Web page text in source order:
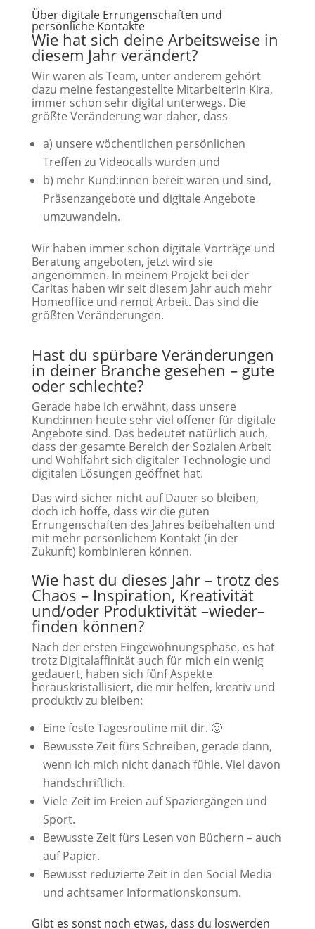
Über digitale Errungenschaften und
persönliche Kontakte
Wie hat sich deine Arbeitsweise in
diesem Jahr verändert?
Wir waren als Team, unter anderem gehört
dazu meine festangestellte Mitarbeiterin Kira,
immer schon sehr digital unterwegs. Die
größte Veränderung war daher, dass
a) unsere wöchentlichen persönlichen
Treffen zu Videocalls wurden und
b) mehr Kund:innen bereit waren und sind,
Präsenzangebote und digitale Angebote
umzuwandeln.
Wir haben immer schon digitale Vorträge und
Beratung angeboten, jetzt wird sie
angenommen. In meinem Projekt bei der
Caritas haben wir seit diesem Jahr auch mehr
Homeoffice und remot Arbeit. Das sind die
größten Veränderungen.
Hast du spürbare Veränderungen
in deiner Branche gesehen – gute
oder schlechte?
Gerade habe ich erwähnt, dass unsere
Kund:innen heute sehr viel offener für digitale
Angebote sind. Das bedeutet natürlich auch,
dass der gesamte Bereich der Sozialen Arbeit
und Wohlfahrt sich digitaler Technologie und
digitalen Lösungen geöffnet hat.
Das wird sicher nicht auf Dauer so bleiben,
doch ich hoffe, dass wir die guten
Errungenschaften des Jahres beibehalten und
mit mehr persönlichem Kontakt (in der
Zukunft) kombinieren können.
Wie hast du dieses Jahr – trotz des
Chaos – Inspiration, Kreativität
und/oder Produktivität –wieder–
finden können?
Nach der ersten Eingewöhnungsphase, es hat
trotz Digitalaffinität auch für mich ein wenig
gedauert, haben sich fünf Aspekte
herauskristallisiert, die mir helfen, kreativ und
produktiv zu bleiben:
Eine feste Tagesroutine mit dir. 🙂
Bewusste Zeit fürs Schreiben, gerade dann,
wenn ich mich nicht danach fühle. Viel davon
handschriftlich.
Viele Zeit im Freien auf Spaziergängen und
Sport.
Bewusste Zeit fürs Lesen von Büchern – auch
auf Papier.
Bewusst reduzierte Zeit in den Social Media
und achtsamer Informationskonsum.
Gibt es sonst noch etwas, dass du loswerden